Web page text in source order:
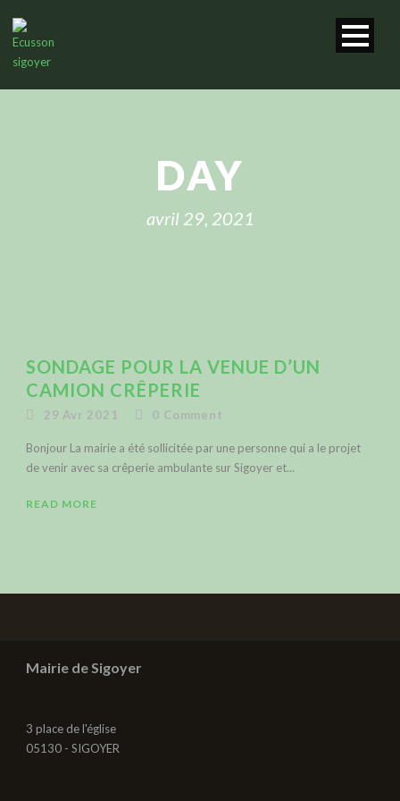
DAY
avril 29, 2021
SONDAGE POUR LA VENUE D’UN
CAMION CRÊPERIE
29 Avr 2021 0 Comment
Bonjour La mairie a été sollicitée par une personne qui a le projet
de venir avec sa crêperie ambulante sur Sigoyer et...
READ MORE
Mairie de Sigoyer
3 place de l'église
05130 - SIGOYER